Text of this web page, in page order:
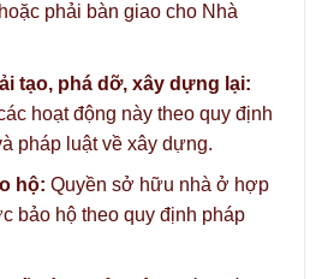
phải bàn giao cho Nhà
tạo, phá dỡ, xây dựng lại:
hoạt động này theo quy định
pháp luật về xây dựng.
hộ: Quyền sở hữu nhà ở hợp
bảo hộ theo quy định pháp